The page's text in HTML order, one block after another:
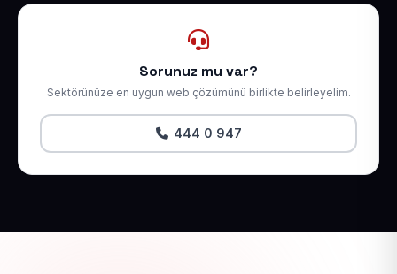
Sorunuz mu var?
Sektörünüze en uygun web çözümünü birlikte belirleyelim.
444 0 947